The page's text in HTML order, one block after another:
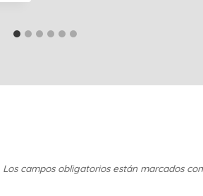
Los campos obligatorios están marcados